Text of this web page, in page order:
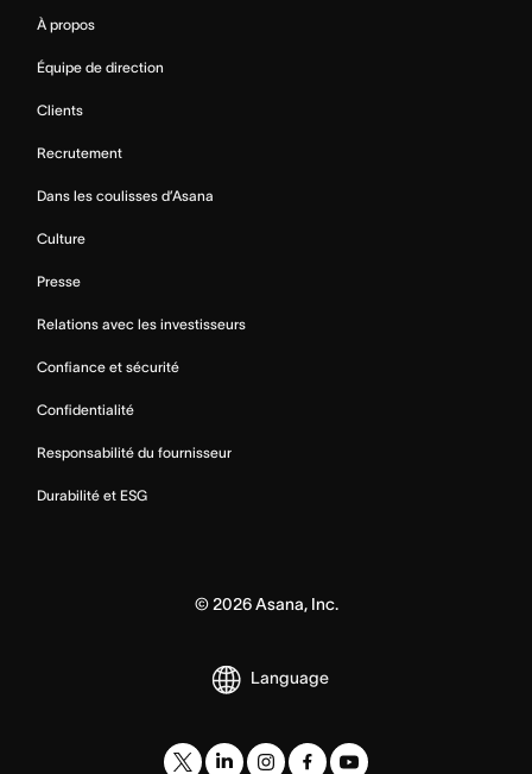
À propos
Équipe de direction
Clients
Recrutement
Dans les coulisses d’Asana
Culture
Presse
Relations avec les investisseurs
Confiance et sécurité
Confidentialité
Responsabilité du fournisseur
Durabilité et ESG
© 2026Asana, Inc.
Language